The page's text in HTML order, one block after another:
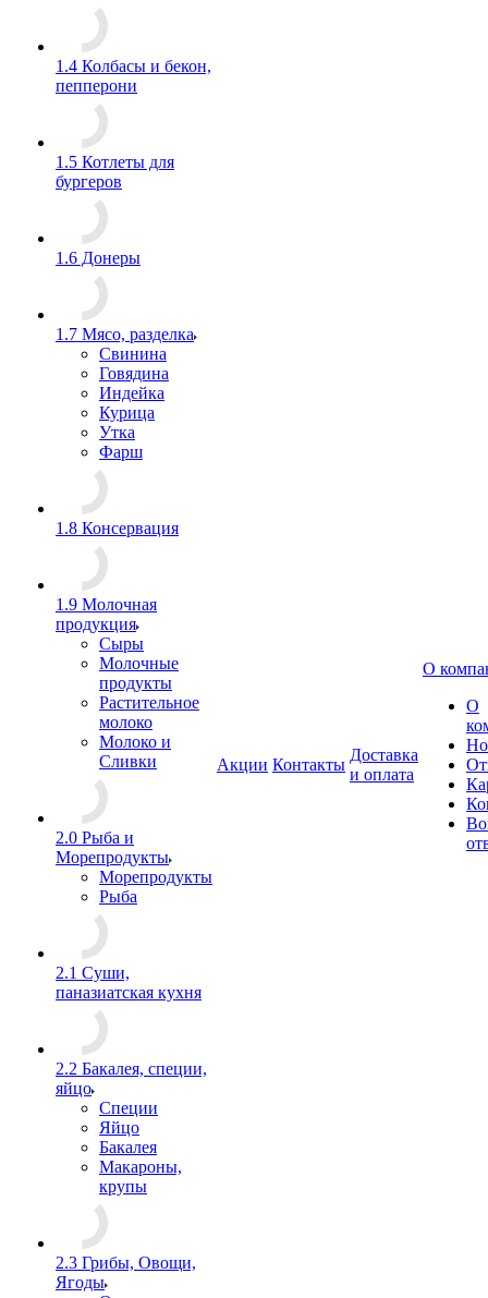
1.4 Колбасы и бекон,
пепперони
1.5 Котлеты для
бургеров
1.6 Донеры
1.7 Мясо, разделка
Свинина
Говядина
Индейка
Курица
Утка
Фарш
1.8 Консервация
1.9 Молочная
продукция
Сыры
Молочные
продукты
Растительное
молоко
Молоко и
Сливки
2.0 Рыба и
Морепродукты
Морепродукты
Рыба
2.1 Суши,
паназиатская кухня
2.2 Бакалея, специи,
яйцо
Специи
Яйцо
Бакалея
Макароны,
крупы
2.3 Грибы, Овощи,
Ягоды
Акции Контакты
Доставка
и оплата
О
О